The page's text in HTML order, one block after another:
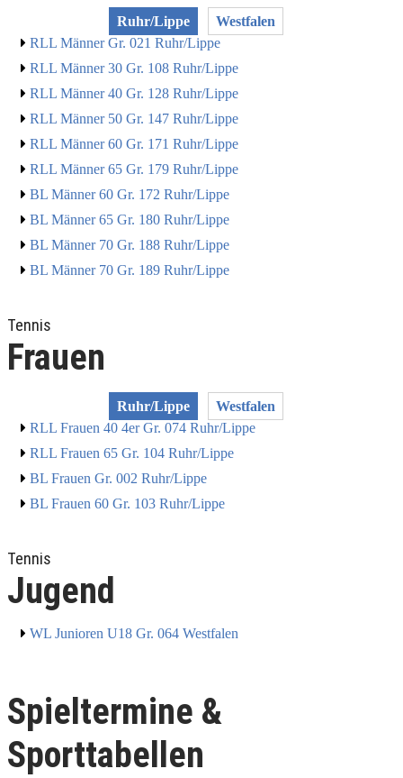
Ruhr/Lippe Westfalen
RLL Männer Gr. 021 Ruhr/Lippe
RLL Männer 30 Gr. 108 Ruhr/Lippe
RLL Männer 40 Gr. 128 Ruhr/Lippe
RLL Männer 50 Gr. 147 Ruhr/Lippe
RLL Männer 60 Gr. 171 Ruhr/Lippe
RLL Männer 65 Gr. 179 Ruhr/Lippe
BL Männer 60 Gr. 172 Ruhr/Lippe
BL Männer 65 Gr. 180 Ruhr/Lippe
BL Männer 70 Gr. 188 Ruhr/Lippe
BL Männer 70 Gr. 189 Ruhr/Lippe
Tennis
Frauen
Ruhr/Lippe Westfalen
RLL Frauen 40 4er Gr. 074 Ruhr/Lippe
RLL Frauen 65 Gr. 104 Ruhr/Lippe
BL Frauen Gr. 002 Ruhr/Lippe
BL Frauen 60 Gr. 103 Ruhr/Lippe
Tennis
Jugend
WL Junioren U18 Gr. 064 Westfalen
Spieltermine &
Sporttabellen